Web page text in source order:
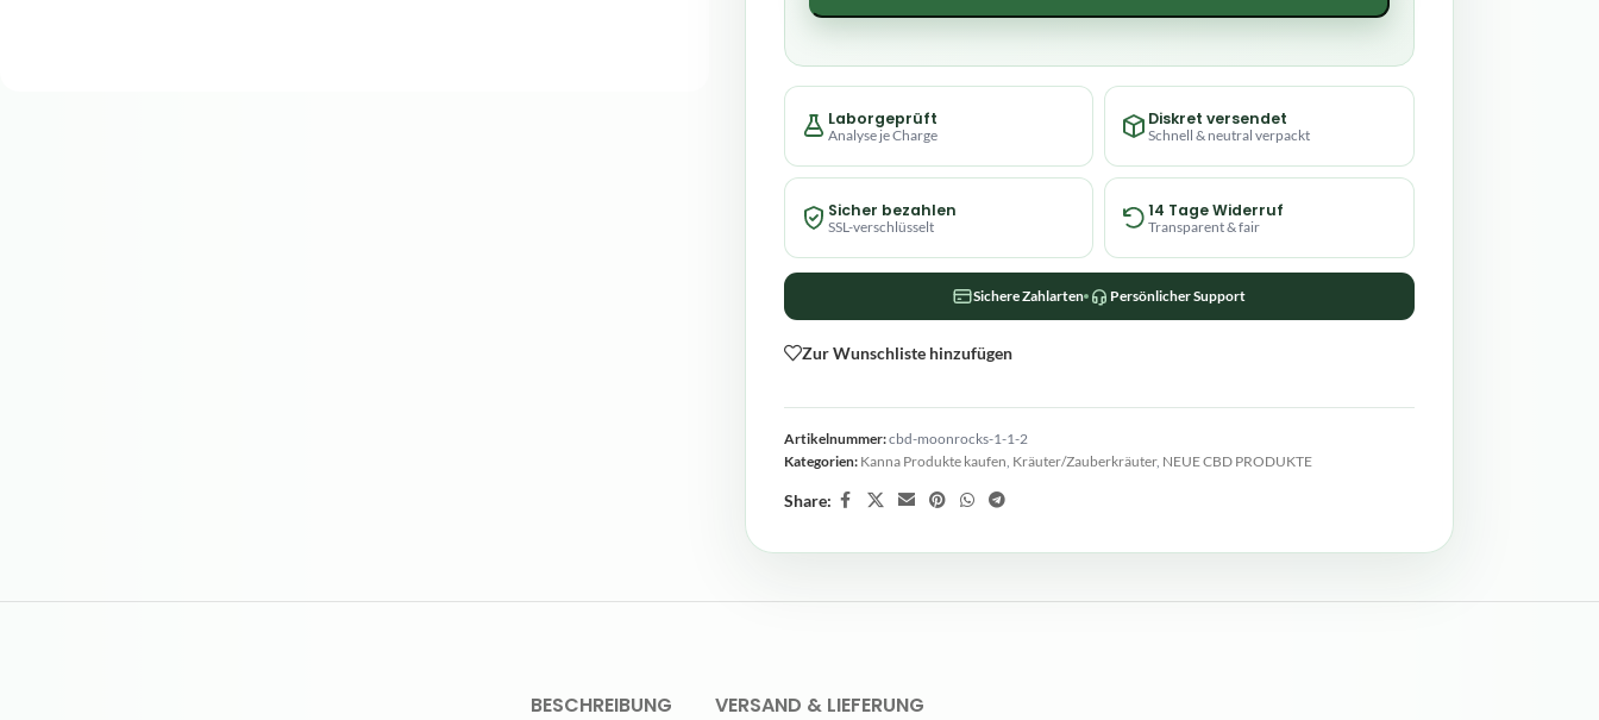
Laborgeprüft
Analyse je Charge
Diskret versendet
Schnell & neutral verpackt
Sicher bezahlen
SSL-verschlüsselt
14 Tage Widerruf
Transparent & fair
Sichere Zahlarten Persönlicher Support
Zur Wunschliste hinzufügen
Artikelnummer:cbd-moonrocks-1-1-2
Kategorien: Kanna Produkte kaufen, Kräuter/Zauberkräuter, NEUE CBD PRODUKTE
Share:
BESCHREIBUNG VERSAND & LIEFERUNG